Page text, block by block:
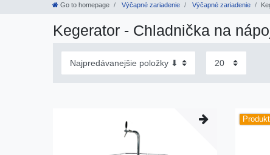
Go to homepage Výčapné zariadenie Výčapné zariadenie
Kegerator - Chladnička na